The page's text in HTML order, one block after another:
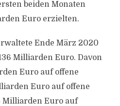
beiden Monaten
Euro erzielten.
Ende März 2020
Milliarden Euro. Davon
Euro auf offene
Euro auf offene
Milliarden Euro auf